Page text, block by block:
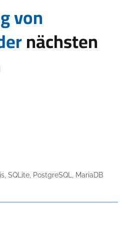
von
nächsten
SQLite, PostgreSQL, MariaDB